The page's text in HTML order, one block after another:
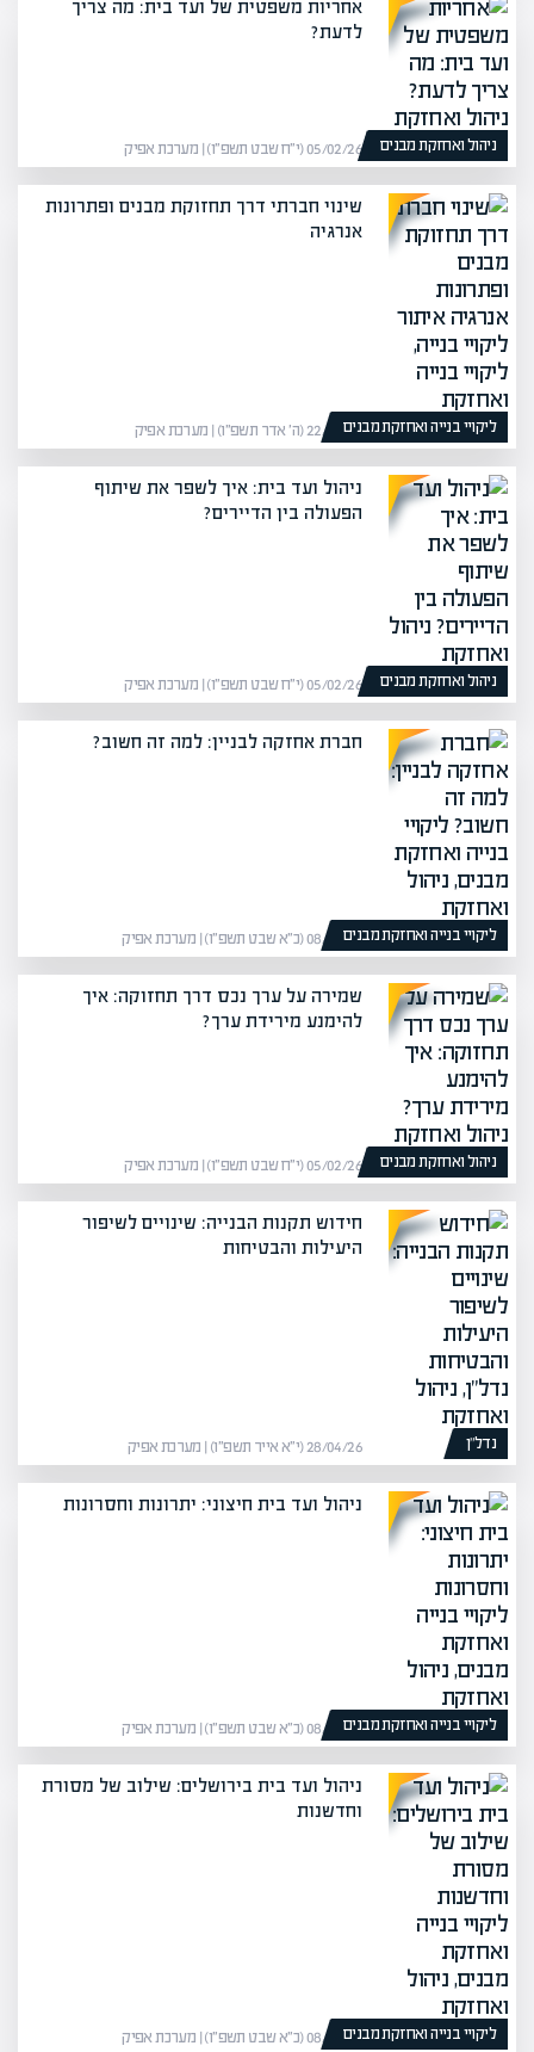
ניהול ואחזקת מבנים
אחריות משפטית של ועד בית: מה צריך
לדעת?
05/02/26 (י״ח שבט תשפ״ו) | מערכת אפיק
ליקויי בנייה ואחזקת מבנים
שינוי חברתי דרך תחזוקת מבנים ופתרונות
אנרגיה
22/02/26 (ה׳ אדר תשפ״ו) | מערכת אפיק
ניהול ואחזקת מבנים
ניהול ועד בית: איך לשפר את שיתוף
הפעולה בין הדיירים?
05/02/26 (י״ח שבט תשפ״ו) | מערכת אפיק
ליקויי בנייה ואחזקת מבנים
חברת אחזקה לבניין: למה זה חשוב?
08/02/26 (כ״א שבט תשפ״ו) | מערכת אפיק
ניהול ואחזקת מבנים
שמירה על ערך נכס דרך תחזוקה: איך
להימנע מירידת ערך?
05/02/26 (י״ח שבט תשפ״ו) | מערכת אפיק
נדל”ן
חידוש תקנות הבנייה: שינויים לשיפור
היעילות והבטיחות
28/04/26 (י״א אייר תשפ״ו) | מערכת אפיק
ליקויי בנייה ואחזקת מבנים
ניהול ועד בית חיצוני: יתרונות וחסרונות
08/02/26 (כ״א שבט תשפ״ו) | מערכת אפיק
ליקויי בנייה ואחזקת מבנים
ניהול ועד בית בירושלים: שילוב של מסורת
וחדשנות
08/02/26 (כ״א שבט תשפ״ו) | מערכת אפיק